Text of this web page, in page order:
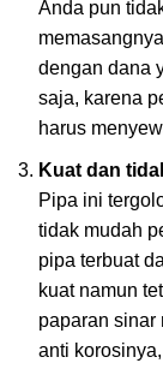
Anda pun
dengan dana
saja, karena
harus
Kuat dan
Pipa ini
tidak mudah
pipa terbuat
kuat namun
paparan sinar
anti